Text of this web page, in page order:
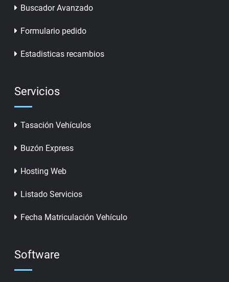
Buscador Avanzado
Formulario pedido
Estadisticas recambios
Servicios
Tasación Vehículos
Buzón Express
Hosting Web
Listado Servicios
Fecha Matriculación Vehículo
Software